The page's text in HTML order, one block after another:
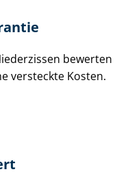
bewerten
versteckte Kosten.